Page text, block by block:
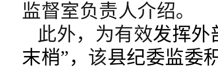
监督室负责人介绍。
此外，为有效发挥外
末梢”， 该县纪委监委